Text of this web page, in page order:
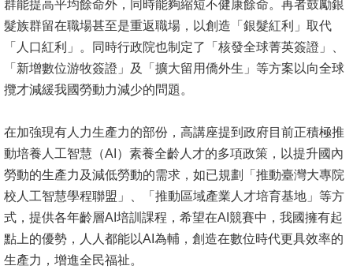
國
際
化
高
深
耕
辦
法
及
文
群能提高平均餘命外，同時能夠縮短不健康餘命。再者鼓勵銀
髮族群留在職場甚至是重返職場，以創造「銀髮紅利」取代
「人口紅利」。同時行政院也制定了「核發全球菁英簽證」、
「新增數位游牧簽證」及「擴大留用僑外生」等方案以向全球
攬才減緩我國勞動力減少的問題。
在加強現有人力生產力的部份，高講座提到政府目前正積極推
動培養人工智慧（AI）素養全齡人才的多項政策，以提升國內
勞動的生產力及減低勞動的需求，如已規劃「推動臺灣大專院
校人工智慧學程聯盟」、「推動區域產業人才培育基地」等方
式，提供各年齡層AI培訓課程，希望在AI競賽中，我國擁有起
點上的優勢，人人都能以AI為輔，創造在數位時代更具效率的
生產力，增進全民福祉。